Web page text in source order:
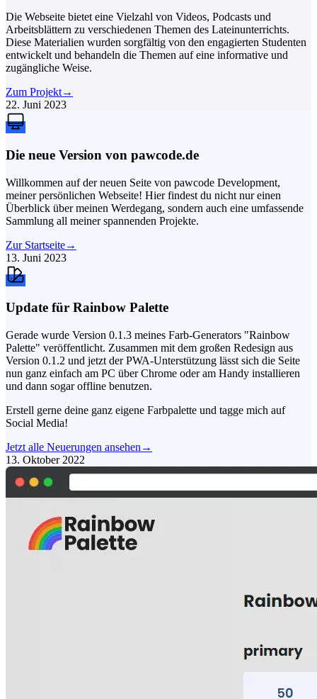
Die Webseite bietet eine Vielzahl von Videos, Podcasts und
Arbeitsblättern zu verschiedenen Themen des Lateinunterrichts.
Diese Materialien wurden sorgfältig von den engagierten Studenten
entwickelt und behandeln die Themen auf eine informative und
zugängliche Weise.
Zum Projekt→
22. Juni 2023
Die neue Version von pawcode.de
Willkommen auf der neuen Seite von pawcode Development,
meiner persönlichen Webseite! Hier findest du nicht nur einen
Überblick über meinen Werdegang, sondern auch eine umfassende
Sammlung all meiner spannenden Projekte.
Zur Startseite→
13. Juni 2023
Update für Rainbow Palette
Gerade wurde Version 0.1.3 meines Farb-Generators "Rainbow
Palette" veröffentlicht. Zusammen mit dem großen Redesign aus
Version 0.1.2 und jetzt der PWA-Unterstützung lässt sich die Seite
nun ganz einfach am PC über Chrome oder am Handy installieren
und dann sogar offline benutzen.
Erstell gerne deine ganz eigene Farbpalette und tagge mich auf
Social Media!
Jetzt alle Neuerungen ansehen →
13. Oktober 2022